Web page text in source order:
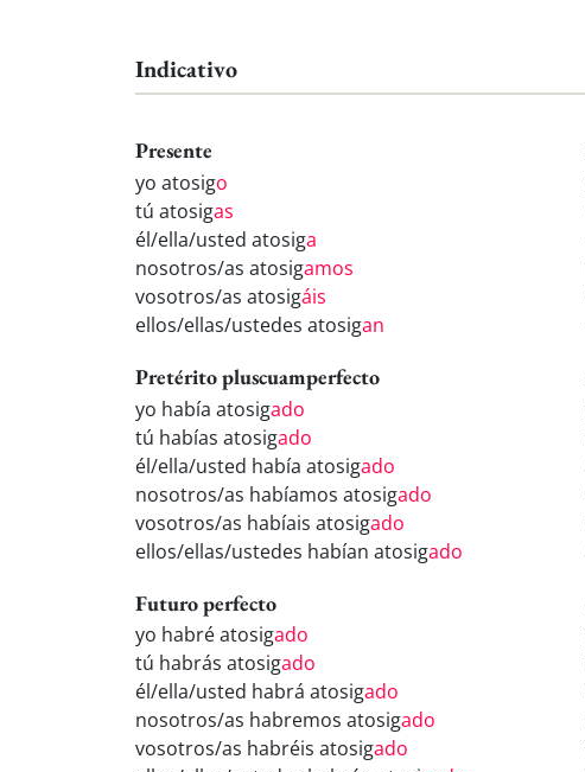
Indicativo
Presente
yo atosigo
tú atosigas
él/ella/usted atosiga
nosotros/as atosigamos
vosotros/as atosigáis
ellos/ellas/ustedes atosigan
Pretérito pluscuamperfecto
yo había atosigado
tú habías atosigado
él/ella/usted había atosigado
nosotros/as habíamos atosigado
vosotros/as habíais atosigado
ellos/ellas/ustedes habían atosigado
Futuro perfecto
yo habré atosigado
tú habrás atosigado
él/ella/usted habrá atosigado
nosotros/as habremos atosigado
vosotros/as habréis atosigado